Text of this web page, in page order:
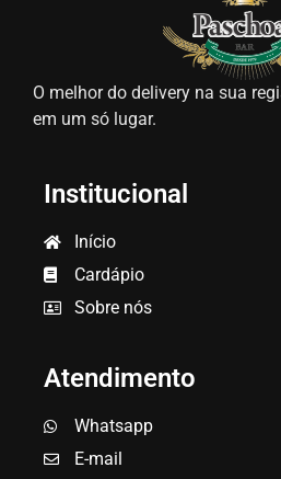
O melhor do delivery na sua
em um só lugar.
Institucional
Início
Cardápio
Sobre nós
Atendimento
Whatsapp
E-mail